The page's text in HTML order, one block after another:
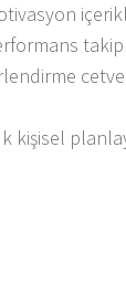
kişisel